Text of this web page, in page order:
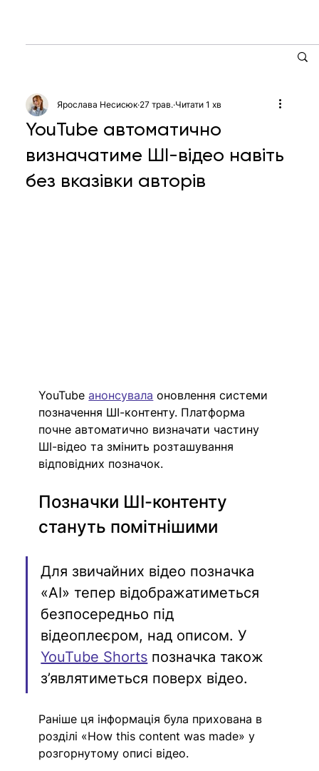
YouTube автоматично
визначатиме ШІ-відео навіть
без вказівки авторів
Ярослава Несисюк 27 трав. Читати 1 хв
YouTube анонсувала оновлення системи
позначення ШІ-контенту. Платформа
почне автоматично визначати частину
ШІ-відео та змінить розташування
відповідних позначок.
Позначки ШІ-контенту
стануть помітнішими
Для звичайних відео позначка
«AI» тепер відображатиметься
безпосередньо під
відеоплеєром, над описом. У
YouTube Shorts позначка також
з’являтиметься поверх відео.
Раніше ця інформація була прихована в
розділі «How this content was made» у
розгорнутому описі відео.